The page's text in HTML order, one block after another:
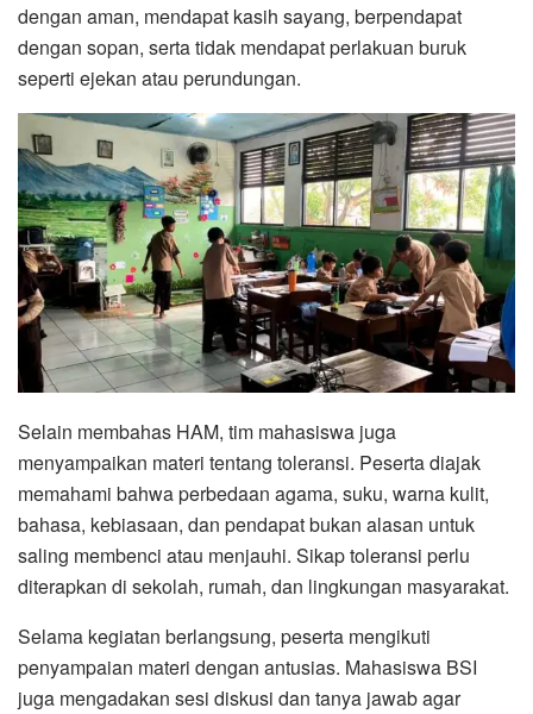
dengan aman, mendapat kasih sayang, berpendapat
dengan sopan, serta tidak mendapat perlakuan buruk
seperti ejekan atau perundungan.
Selain membahas HAM, tim mahasiswa juga
menyampaikan materi tentang toleransi. Peserta diajak
memahami bahwa perbedaan agama, suku, warna kulit,
bahasa, kebiasaan, dan pendapat bukan alasan untuk
saling membenci atau menjauhi. Sikap toleransi perlu
diterapkan di sekolah, rumah, dan lingkungan masyarakat.
Selama kegiatan berlangsung, peserta mengikuti
penyampaian materi dengan antusias. Mahasiswa BSI
juga mengadakan sesi diskusi dan tanya jawab agar